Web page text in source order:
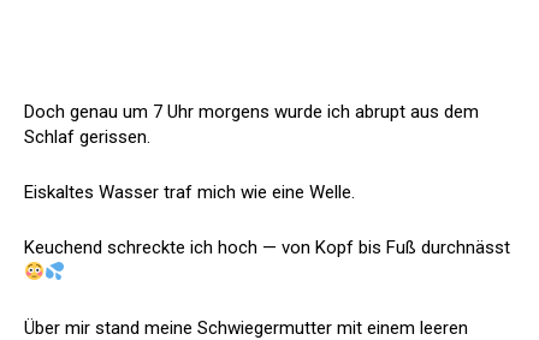
Doch genau um 7 Uhr morgens wurde ich abrupt aus dem
Schlaf gerissen.
Eiskaltes Wasser traf mich wie eine Welle.
Keuchend schreckte ich hoch — von Kopf bis Fuß durchnässt
Über mir stand meine Schwiegermutter mit einem leeren